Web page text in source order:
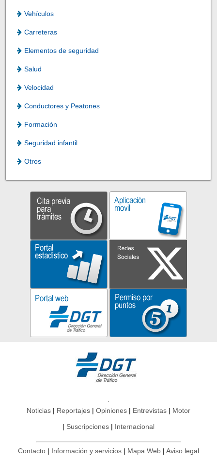
Vehículos
Carreteras
Elementos de seguridad
Salud
Velocidad
Conductores y Peatones
Formación
Seguridad infantil
Otros
Noticias Reportajes Opiniones Entrevistas Motor
Suscripciones Internacional
Contacto Información y servicios Mapa Web Aviso legal